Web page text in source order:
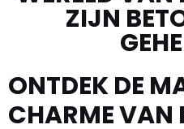
ZIJN
ONTDEK DE
CHARME VAN